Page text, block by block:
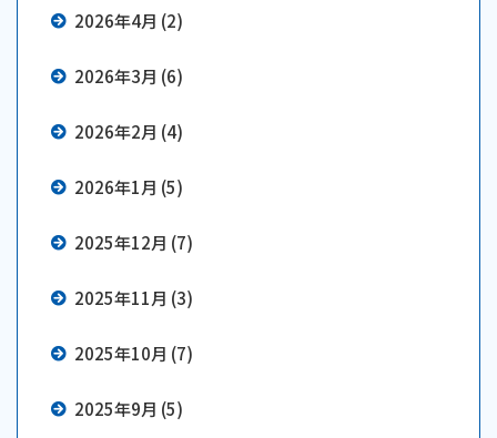
2026年4月 (2)
2026年3月 (6)
2026年2月 (4)
2026年1月 (5)
2025年12月 (7)
2025年11月 (3)
2025年10月 (7)
2025年9月 (5)